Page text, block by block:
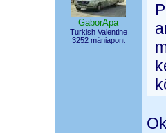
GaborApa
Turkish Valentine
3252 mániapont